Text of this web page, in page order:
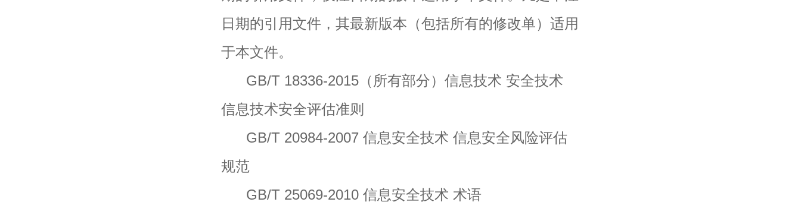
日期的引用文件，其最新版本（包括所有的修改单）适用
于本文件。
GB/T 18336-2015（所有部分）信息技术 安全技术
信息技术安全评估准则
GB/T 20984-2007 信息安全技术 信息安全风险评估
规范
GB/T 25069-2010 信息安全技术 术语